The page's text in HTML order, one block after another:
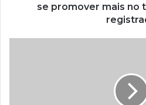
se promover mais no